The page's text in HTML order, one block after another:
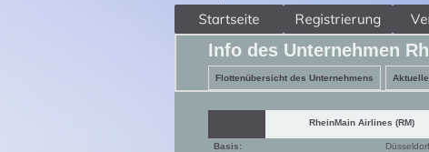
Info des Unternehmen
Flottenübersicht des Unternehmens
RheinMain Airlines (RM)
Basis: